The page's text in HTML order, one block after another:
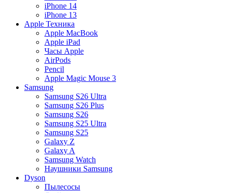
iPhone 14
iPhone 13
Apple Техника
Apple MacBook
Apple iPad
Часы Apple
AirPods
Pencil
Apple Magic Mouse 3
Samsung
Samsung S26 Ultra
Samsung S26 Plus
Samsung S26
Samsung S25 Ultra
Samsung S25
Galaxy Z
Galaxy A
Samsung Watch
Наушники Samsung
Dyson
Пылесосы